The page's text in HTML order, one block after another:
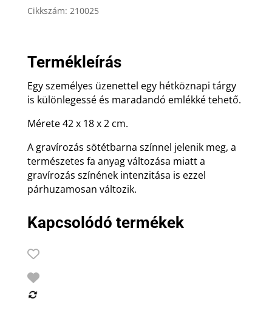
Cikkszám: 210025
Termékleírás
Egy személyes üzenettel egy hétköznapi tárgy
is különlegessé és maradandó emlékké tehető.
Mérete 42 x 18 x 2 cm.
A gravírozás sötétbarna színnel jelenik meg, a
természetes fa anyag változása miatt a
gravírozás színének intenzitása is ezzel
párhuzamosan változik.
Kapcsolódó termékek